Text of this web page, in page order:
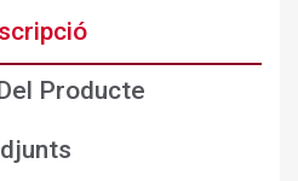
Producte